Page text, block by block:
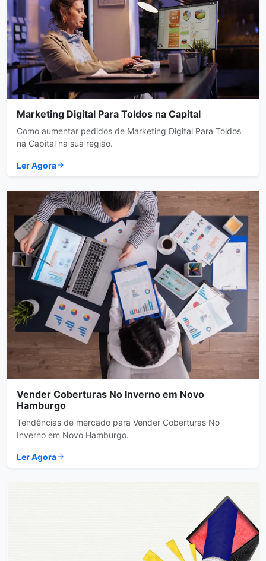
Marketing Digital Para Toldos na Capital
Como aumentar pedidos de Marketing Digital Para Toldos
na Capital na sua região.
Ler Agora
Vender Coberturas No Inverno em Novo
Hamburgo
Tendências de mercado para Vender Coberturas No
Inverno em Novo Hamburgo.
Ler Agora